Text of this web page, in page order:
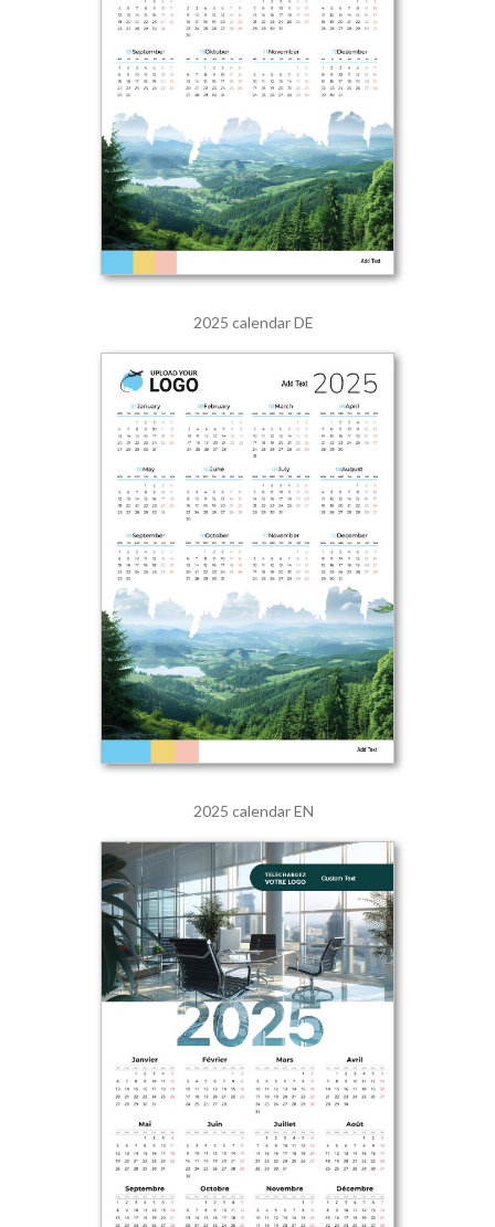
2025 calendar DE
2025 calendar EN